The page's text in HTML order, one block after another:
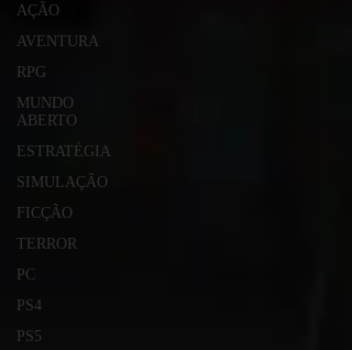
AÇÃO
AVENTURA
RPG
MUNDO
ABERTO
ESTRATÉGIA
SIMULAÇÃO
FICÇÃO
TERROR
PC
PS4
PS5